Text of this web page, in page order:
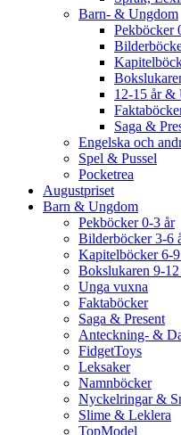
Barn- & Ungdom
Pekböcker
12-15 år &
Saga &
Engelska och
Spel & Pussel
Pocketrea
Augustpriset
Barn & Ungdom
Pekböcker 0-3 år
Bilderböcker 3-6
Kapitelböcker 6-
Bokslukaren 9-12
Unga vuxna
Faktaböcker
Saga & Present
Anteckning- &
FidgetToys
Leksaker
Namnböcker
Nyckelringar &
Slime & Leklera
TopModel